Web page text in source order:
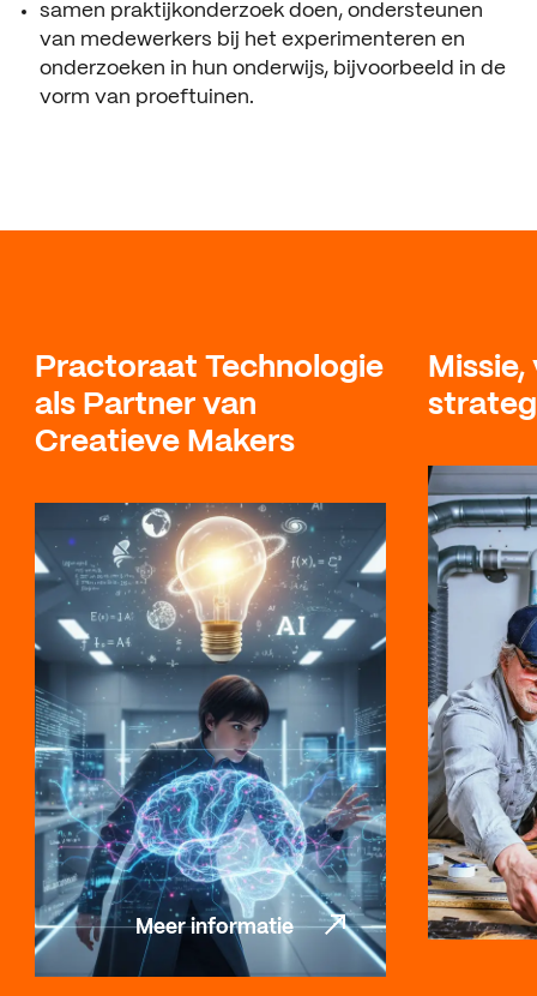
samen praktijkonderzoek doen, ondersteunen
van medewerkers bij het experimenteren en
onderzoeken in hun onderwijs, bijvoorbeeld in de
vorm van proeftuinen.
Practoraat Technologie
als Partner van
Creatieve Makers
Meer informatie
Meer informatie
Missie,